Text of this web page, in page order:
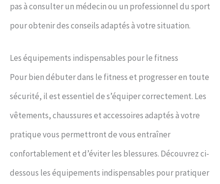
pas à consulter un médecin ou un professionnel du sport
pour obtenir des conseils adaptés à votre situation.
Les équipements indispensables pour le fitness
Pour bien débuter dans le fitness et progresser en toute
sécurité, il est essentiel de s’équiper correctement. Les
vêtements, chaussures et accessoires adaptés à votre
pratique vous permettront de vous entraîner
confortablement et d’éviter les blessures. Découvrez ci-
dessous les équipements indispensables pour pratiquer